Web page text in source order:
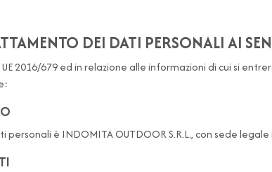
DEI DATI PERSONALI AI
UE 2016/679 ed in relazione alle informazioni di cui si
è INDOMITA OUTDOOR S.R.L., con sede legale